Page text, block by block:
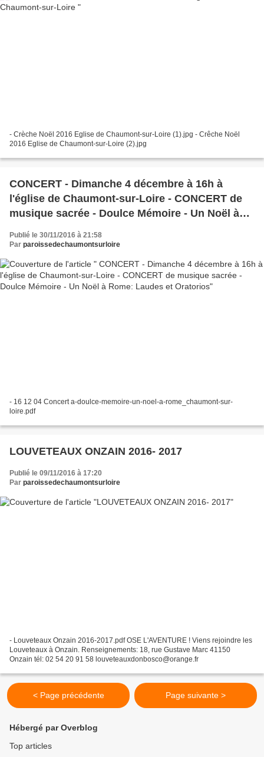
- Crèche Noël 2016 Eglise de Chaumont-sur-Loire (1).jpg - Crêche Noël
2016 Eglise de Chaumont-sur-Loire (2).jpg
CONCERT - Dimanche 4 décembre à 16h à
l'église de Chaumont-sur-Loire - CONCERT de
musique sacrée - Doulce Mémoire - Un Noël à
Publié le 30/11/2016 à 21:58
Par paroissedechaumontsurloire
- 16 12 04 Concert a-doulce-memoire-un-noel-a-rome_chaumont-sur-
loire.pdf
LOUVETEAUX ONZAIN 2016- 2017
Publié le 09/11/2016 à 17:20
Par paroissedechaumontsurloire
- Louveteaux Onzain 2016-2017.pdf OSE L'AVENTURE ! Viens rejoindre les
Louveteaux à Onzain. Renseignements: 18, rue Gustave Marc 41150
Onzain tél: 02 54 20 91 58 louveteauxdonbosco@orange.fr
< Page précédente Page suivante >
Hébergé par Overblog
Top articles